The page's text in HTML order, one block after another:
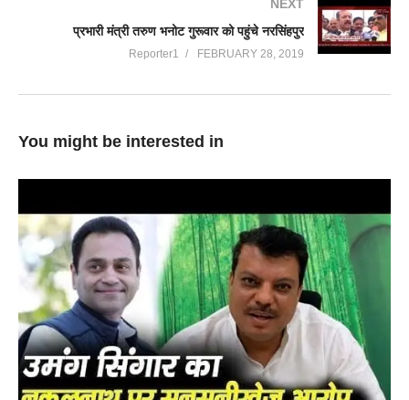
NEXT
प्रभारी मंत्री तरुण भनोट गुरूवार को पहुंचे नरसिंहपुर
Reporter1 FEBRUARY 28, 2019
You might be interested in